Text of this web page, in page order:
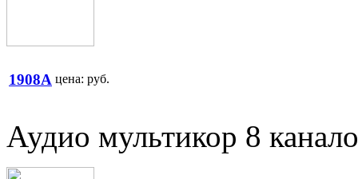
1908A цена: руб.
Аудио мультикор 8